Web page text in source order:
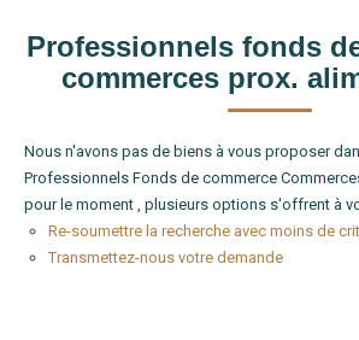
Localité
Professionnels fonds
commerces prox.
Nous n'avons pas de biens à vous proposer
Professionnels Fonds de commerce
pour le moment , plusieurs options s'offrent à
Re-soumettre la recherche avec moins de
Transmettez-nous votre demande